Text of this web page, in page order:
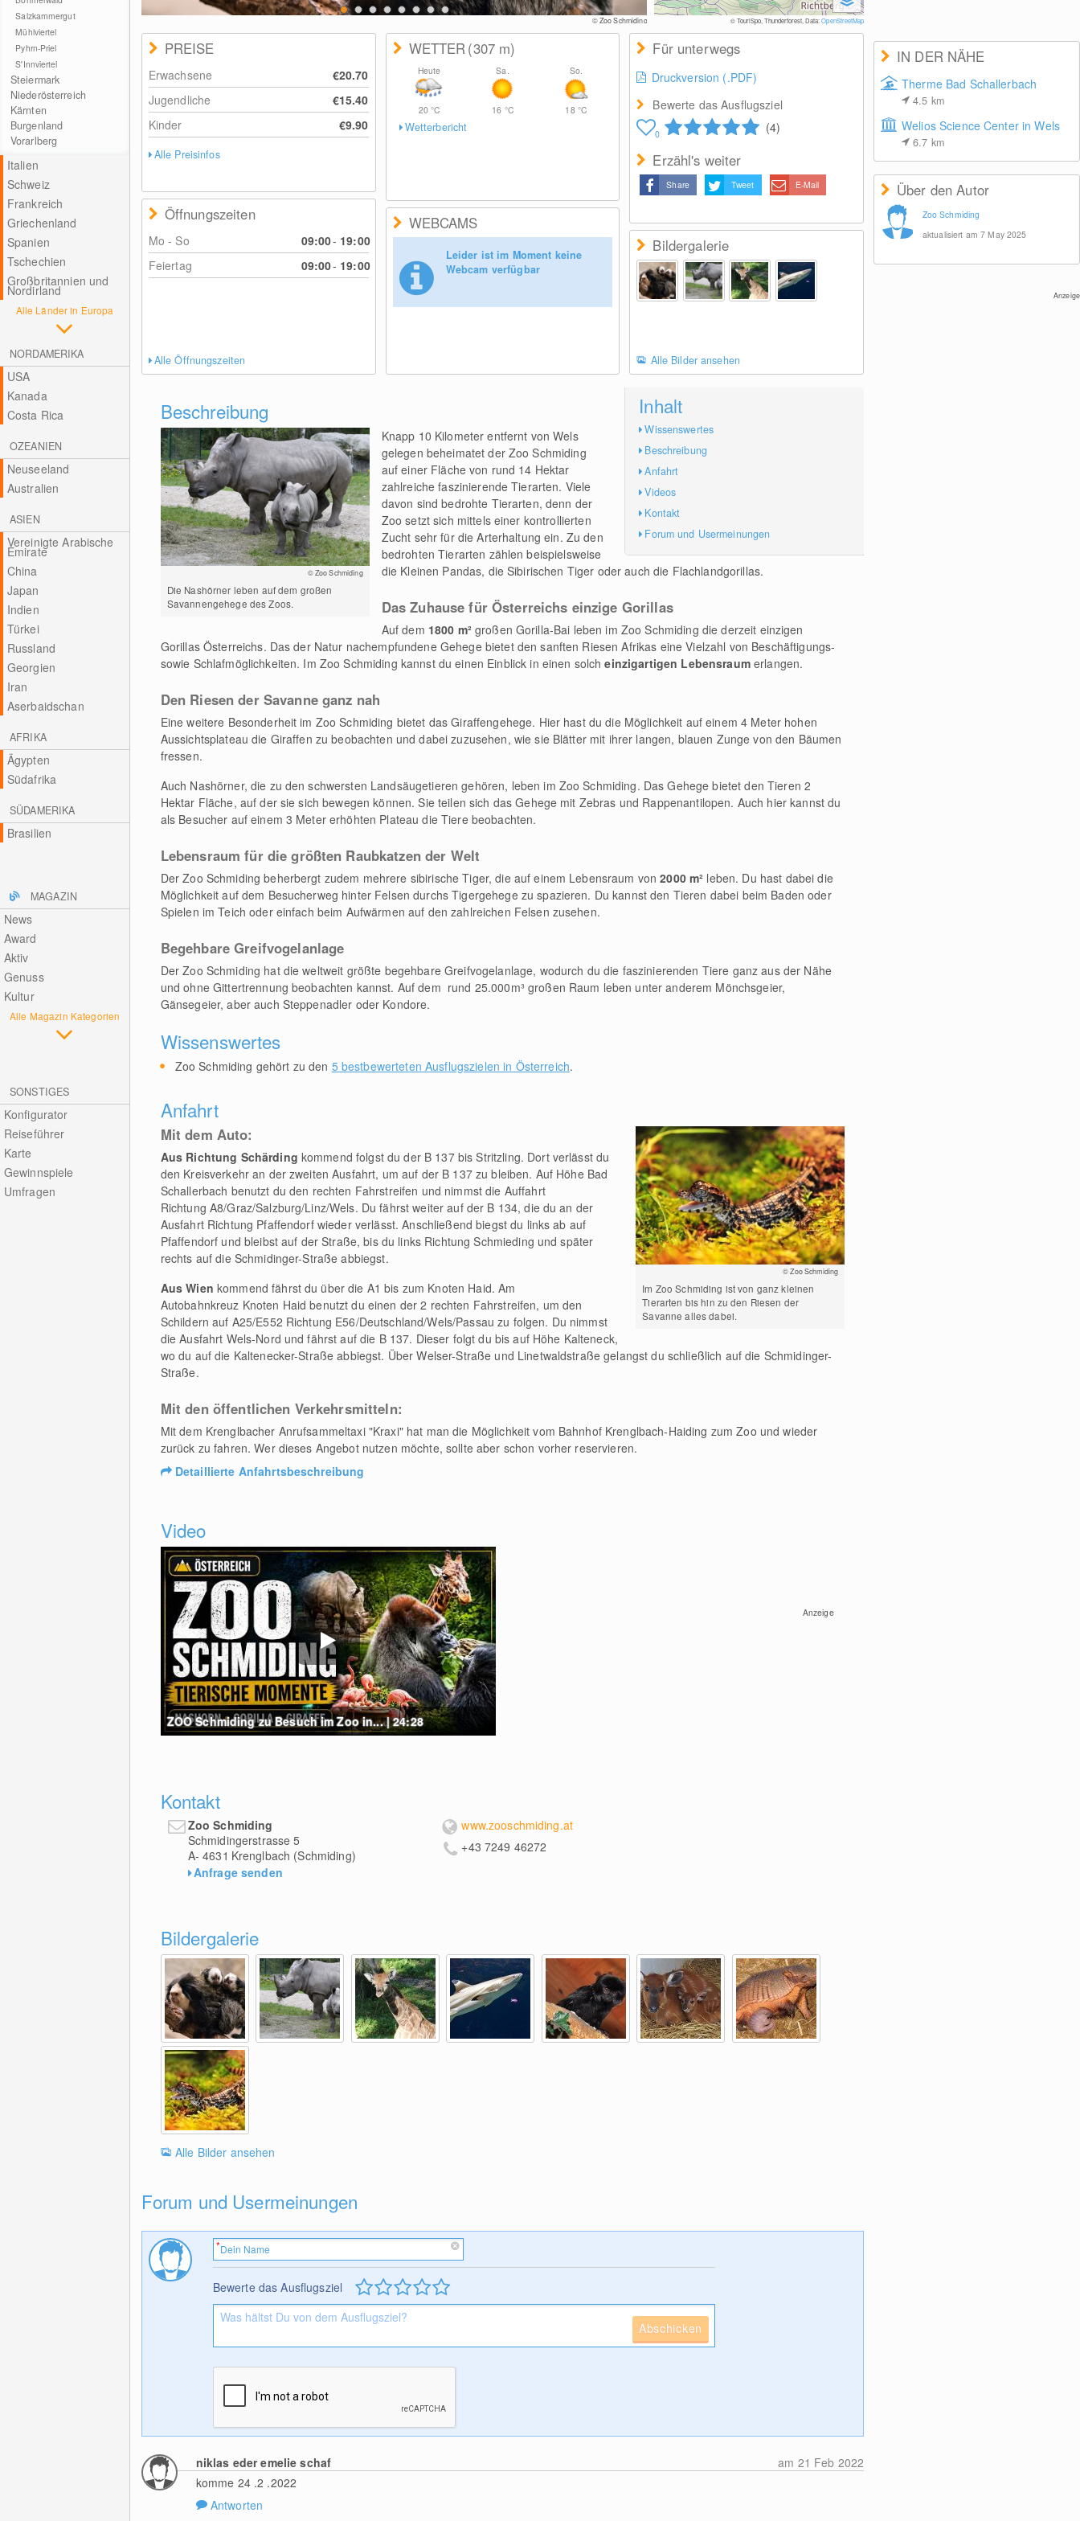
Salzkammergut
Mühlviertel
Pyhrn-Priel
S'Innviertel
Steiermark
Niederösterreich
Kärnten
Burgenland
Vorarlberg
Italien
Schweiz
Frankreich
Griechenland
Spanien
Tschechien
Großbritannien und
Nordirland
Alle Länder in Europa
NORDAMERIKA
USA
Kanada
Costa Rica
OZEANIEN
Neuseeland
Australien
ASIEN
Vereinigte Arabische
Emirate
China
Japan
Indien
Türkei
Russland
Georgien
Iran
Aserbaidschan
AFRIKA
Ägypten
Südafrika
SÜDAMERIKA
Brasilien
MAGAZIN
News
Award
Aktiv
Genuss
Kultur
Alle Magazin Kategorien
SONSTIGES
Konfigurator
Reiseführer
Karte
Gewinnspiele
Umfragen
© Zoo Schmiding © TouriSpo, Thunderforest, Data:OpenStreetMap
IN DER NÄHE
Therme Bad Schallerbach
4.5 km
Welios Science Center in Wels
6.7 km
Über den Autor
Zoo Schmiding
aktualisiert am 7 May 2025
Anzeige
PREISE
Erwachsene
€20.70
Jugendliche
€15.40
Kinder
€9.90
Alle Preisinfos
Öffnungszeiten
Mo - So 09:00- 19:00
Feiertag
09:00- 19:00
Alle Öffnungszeiten
WETTER(307 m)
Heute
20°C
Sa.
16 °C
So.
18 °C
Wetterbericht
WEBCAMS
Leider ist im Moment keine
Webcam verfügbar
Für unterwegs
Druckversion (.PDF)
Bewerte das Ausflugsziel
0 (4)
Erzähl's weiter
Share Tweet E-Mail
Bildergalerie
Alle Bilder ansehen
Inhalt
Wissenswertes
Beschreibung
Anfahrt
Videos
Kontakt
Forum und Usermeinungen
Beschreibung
© Zoo Schmiding
Die Nashörner leben auf dem großen
Savannengehege des Zoos.
Knapp 10 Kilometer entfernt von Wels
gelegen beheimatet der Zoo Schmiding
auf einer Fläche von rund 14 Hektar
zahlreiche faszinierende Tierarten. Viele
davon sind bedrohte Tierarten, denn der
Zoo setzt sich mittels einer kontrollierten
Zucht sehr für die Arterhaltung ein. Zu den
bedrohten Tierarten zählen beispielsweise
die Kleinen Pandas, die Sibirischen Tiger oder auch die Flachlandgorillas.
Das Zuhause für Österreichs einzige Gorillas
Auf dem 1800 m²großen Gorilla-Bai leben im Zoo Schmiding die derzeit einzigen
Gorillas Österreichs. Das der Natur nachempfundene Gehege bietet den sanften Riesen Afrikas eine Vielzahl von Beschäftigungs-
sowie Schlafmöglichkeiten. Im Zoo Schmiding kannst du einen Einblick in einen solcheinzigartigen Lebensraumerlangen.
Den Riesen der Savanne ganz nah
Eine weitere Besonderheit im Zoo Schmiding bietet das Giraffengehege. Hier hast du die Möglichkeit auf einem 4 Meter hohen
Aussichtsplateau die Giraffen zu beobachten und dabei zuzusehen, wie sie Blätter mit ihrer langen, blauen Zunge von den Bäumen
fressen.
Auch Nashörner, die zu den schwersten Landsäugetieren gehören, leben im Zoo Schmiding. Das Gehege bietet den Tieren 2
Hektar Fläche, auf der sie sich bewegen können. Sie teilen sich das Gehege mit Zebras und Rappenantilopen. Auch hier kannst du
als Besucher auf einem 3 Meter erhöhten Plateau die Tiere beobachten.
Lebensraum für die größten Raubkatzen der Welt
Der Zoo Schmiding beherbergt zudem mehrere sibirische Tiger, die auf einem Lebensraum von 2000 m² leben. Du hast dabei die
Möglichkeit auf dem Besucherweg hinter Felsen durchs Tigergehege zu spazieren. Du kannst den Tieren dabei beim Baden oder
Spielen im Teich oder einfach beim Aufwärmen auf den zahlreichen Felsen zusehen.
Begehbare Greifvogelanlage
Der Zoo Schmiding hat die weltweit größte begehbare Greifvogelanlage, wodurch du die faszinierenden Tiere ganz aus der Nähe
und ohne Gittertrennung beobachten kannst. Auf dem rund 25.000m³ großen Raum leben unter anderem Mönchsgeier,
Gänsegeier, aber auch Steppenadler oder Kondore.
Wissenswertes
Zoo Schmiding gehört zu den 5 bestbewerteten Ausflugszielen in Österreich.
Anfahrt
© Zoo Schmiding
Im Zoo Schmiding ist von ganz kleinen
Tierarten bis hin zu den Riesen der
Savanne alles dabei.
Mit dem Auto:
Aus Richtung Schärding kommend folgst du der B 137 bis Stritzling. Dort verlässt du
den Kreisverkehr an der zweiten Ausfahrt, um auf der B 137 zu bleiben. Auf Höhe Bad
Schallerbach benutzt du den rechten Fahrstreifen und nimmst die Auffahrt
Richtung A8/Graz/Salzburg/Linz/Wels. Du fährst weiter auf der B 134, die du an der
Ausfahrt Richtung Pfaffendorf wieder verlässt. Anschließend biegst du links ab auf
Pfaffendorf und bleibst auf der Straße, bis du links Richtung Schmieding und später
rechts auf die Schmidinger-Straße abbiegst.
Aus Wien kommend fährst du über die A1 bis zum Knoten Haid. Am
Autobahnkreuz Knoten Haid benutzt du einen der 2 rechten Fahrstreifen, um den
Schildern auf A25/E552 Richtung E56/Deutschland/Wels/Passau zu folgen. Du nimmst
die Ausfahrt Wels-Nord und fährst auf die B 137. Dieser folgt du bis auf Höhe Kalteneck,
wo du auf die Kaltenecker-Straße abbiegst. Über Welser-Straße und Linetwaldstraße gelangst du schließlich auf die Schmidinger-
Straße.
Mit den öffentlichen Verkehrsmitteln:
Mit dem Krenglbacher Anrufsammeltaxi "Kraxi" hat man die Möglichkeit vom Bahnhof Krenglbach-Haiding zum Zoo und wieder
zurück zu fahren. Wer dieses Angebot nutzen möchte, sollte aber schon vorher reservieren.
Detaillierte Anfahrtsbeschreibung
Video
ZOO Schmiding zu Besuch im Zoo in... | 24:28
Anzeige
Kontakt
Zoo Schmiding
Schmidingerstrasse 5
A- 4631 Krenglbach (Schmiding)
Anfrage senden
www.zooschmiding.at
+43 7249 46272
Bildergalerie
Alle Bilder ansehen
Forum und Usermeinungen
Bewerte das Ausflugsziel
Abschicken
niklas eder emelie schaf
am 21 Feb 2022
komme 24 .2 .2022
Antworten